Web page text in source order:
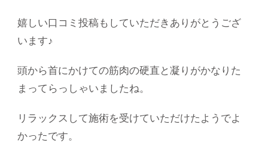
嬉しい口コミ投稿もしていただきありがとうござ
います♪
頭から首にかけての筋肉の硬直と凝りがかなりた
まってらっしゃいましたね。
リラックスして施術を受けていただけたようでよ
かったです。